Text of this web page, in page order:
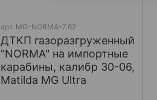
арт. MG-NORMA-7.62
ДТКП газоразгруженный
"NORMA" на импортные
карабины, калибр 30-06,
Matilda MG Ultra